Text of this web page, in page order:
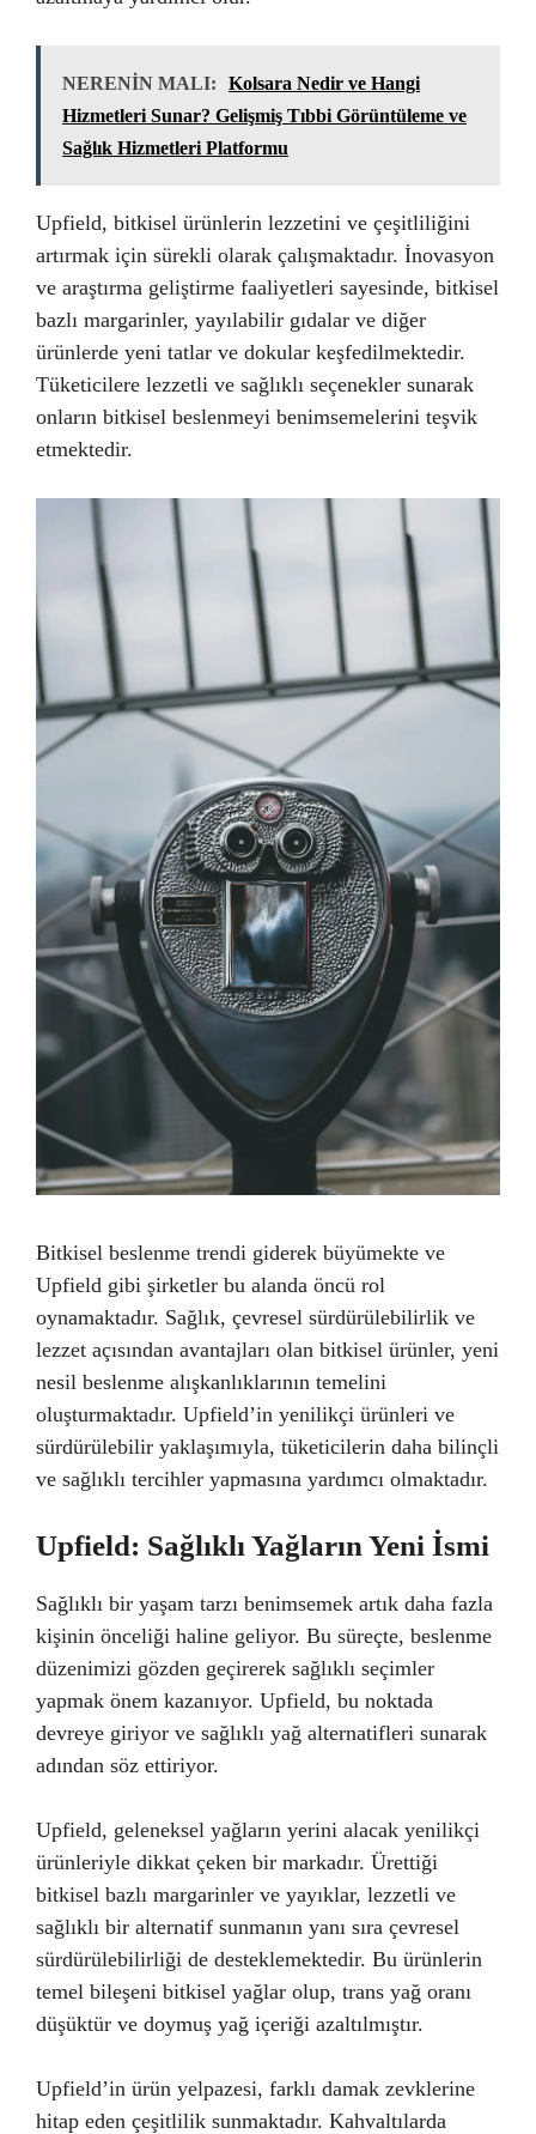
NERENİN MALI:
Kolsara Nedir ve Hangi
Hizmetleri Sunar? Gelişmiş Tıbbi Görüntüleme ve
Sağlık Hizmetleri Platformu
Upfield, bitkisel ürünlerin lezzetini ve çeşitliliğini
artırmak için sürekli olarak çalışmaktadır. İnovasyon
ve araştırma geliştirme faaliyetleri sayesinde, bitkisel
bazlı margarinler, yayılabilir gıdalar ve diğer
ürünlerde yeni tatlar ve dokular keşfedilmektedir.
Tüketicilere lezzetli ve sağlıklı seçenekler sunarak
onların bitkisel beslenmeyi benimsemelerini teşvik
etmektedir.
Bitkisel beslenme trendi giderek büyümekte ve
Upfield gibi şirketler bu alanda öncü rol
oynamaktadır. Sağlık, çevresel sürdürülebilirlik ve
lezzet açısından avantajları olan bitkisel ürünler, yeni
nesil beslenme alışkanlıklarının temelini
oluşturmaktadır. Upfield’in yenilikçi ürünleri ve
sürdürülebilir yaklaşımıyla, tüketicilerin daha bilinçli
ve sağlıklı tercihler yapmasına yardımcı olmaktadır.
Upfield: Sağlıklı Yağların Yeni İsmi
Sağlıklı bir yaşam tarzı benimsemek artık daha fazla
kişinin önceliği haline geliyor. Bu süreçte, beslenme
düzenimizi gözden geçirerek sağlıklı seçimler
yapmak önem kazanıyor. Upfield, bu noktada
devreye giriyor ve sağlıklı yağ alternatifleri sunarak
adından söz ettiriyor.
Upfield, geleneksel yağların yerini alacak yenilikçi
ürünleriyle dikkat çeken bir markadır. Ürettiği
bitkisel bazlı margarinler ve yayıklar, lezzetli ve
sağlıklı bir alternatif sunmanın yanı sıra çevresel
sürdürülebilirliği de desteklemektedir. Bu ürünlerin
temel bileşeni bitkisel yağlar olup, trans yağ oranı
düşüktür ve doymuş yağ içeriği azaltılmıştır.
Upfield’in ürün yelpazesi, farklı damak zevklerine
hitap eden çeşitlilik sunmaktadır. Kahvaltılarda